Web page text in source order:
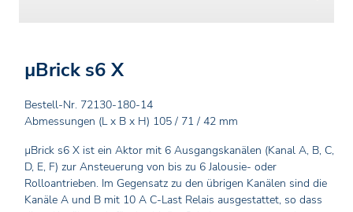
µBrick s6 X
Bestell-Nr. 72130-180-14
Abmessungen (L x B x H) 105 / 71 / 42 mm
µBrick s6 X ist ein Aktor mit 6 Ausgangskanälen (Kanal A, B, C,
D, E, F) zur Ansteuerung von bis zu 6 Jalousie- oder
Rolloantrieben. Im Gegensatz zu den übrigen Kanälen sind die
Kanäle A und B mit 10 A C-Last Relais ausgestattet, so dass